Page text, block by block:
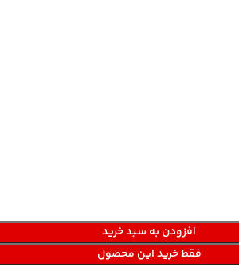
افزودن به سبد خرید
فقط خرید این محصول